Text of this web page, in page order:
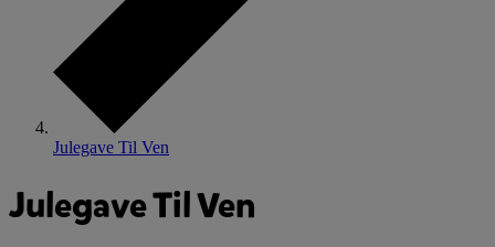
Julegave Til Ven
Julegave Til Ven